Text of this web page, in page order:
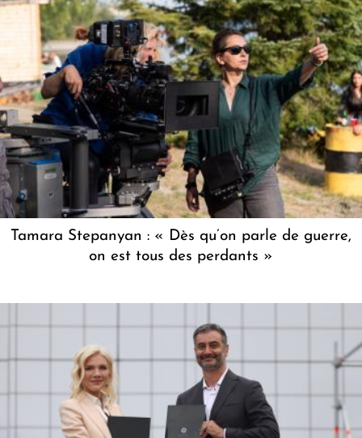
Tamara Stepanyan : « Dès qu’on parle de guerre,
on est tous des perdants »